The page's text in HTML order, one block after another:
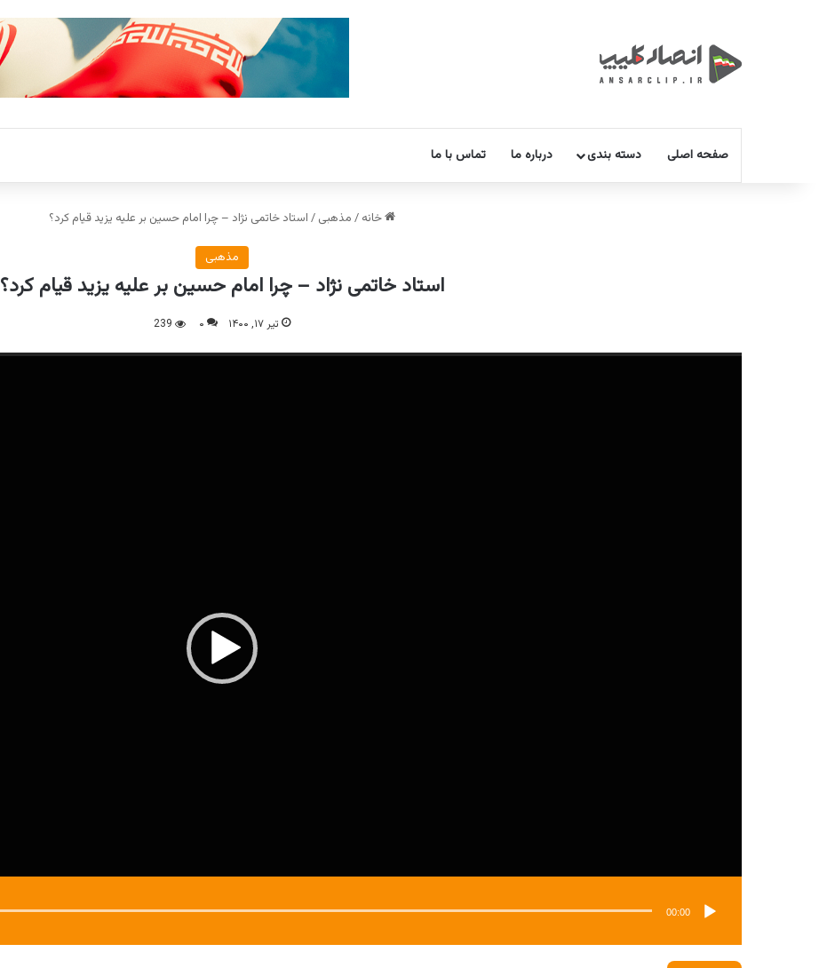
صفحه اصلی دسته بندی درباره ما تماس با ما
خانه / مذهبی / استاد خاتمی نژاد – چرا امام حسین بر علیه یزید قیام کرد؟
مذهبی
استاد خاتمی نژاد – چرا امام حسین بر علیه یزید قیام کرد؟
تیر ۱۷, ۱۴۰۰ ۰ 239
نمایشگر
00:00